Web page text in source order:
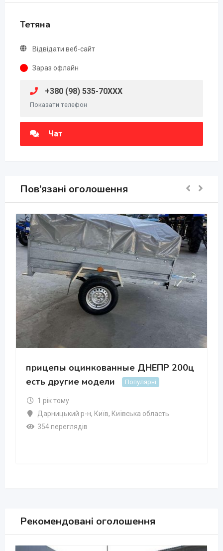
Тетяна
Відвідати веб-сайт
Зараз офлайн
+380 (98) 535-70XXX
Показати телефон
Чат
Пов’язані оголошення
прицепы оцинкованные ДНЕПР 200ц
есть другие модели
Популярні
1 рік тому
Дарницький р-н, Київ, Київська область
354 переглядів
Рекомендовані оголошення